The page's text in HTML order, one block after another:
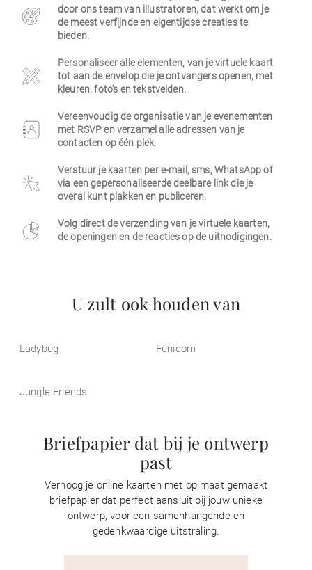
Zakelijk
door ons team van illustratoren, dat werkt om je
de meest verfijnde en eigentijdse creaties te
bieden.
Personaliseer alle elementen, van je virtuele kaart
tot aan de envelop die je ontvangers openen, met
kleuren, foto's en tekstvelden.
Vereenvoudig de organisatie van je evenementen
met RSVP en verzamel alle adressen van je
contacten op één plek.
Verstuur je kaarten per e-mail, sms, WhatsApp of
via een gepersonaliseerde deelbare link die je
overal kunt plakken en publiceren.
Volg direct de verzending van je virtuele kaarten,
de openingen en de reacties op de uitnodigingen.
U zult ook houden van
Ladybug Funicorn
Jungle Friends
Briefpapier dat bij je ontwerp
past
Verhoog je online kaarten met op maat gemaakt
briefpapier dat perfect aansluit bij jouw unieke
ontwerp, voor een samenhangende en
gedenkwaardige uitstraling.